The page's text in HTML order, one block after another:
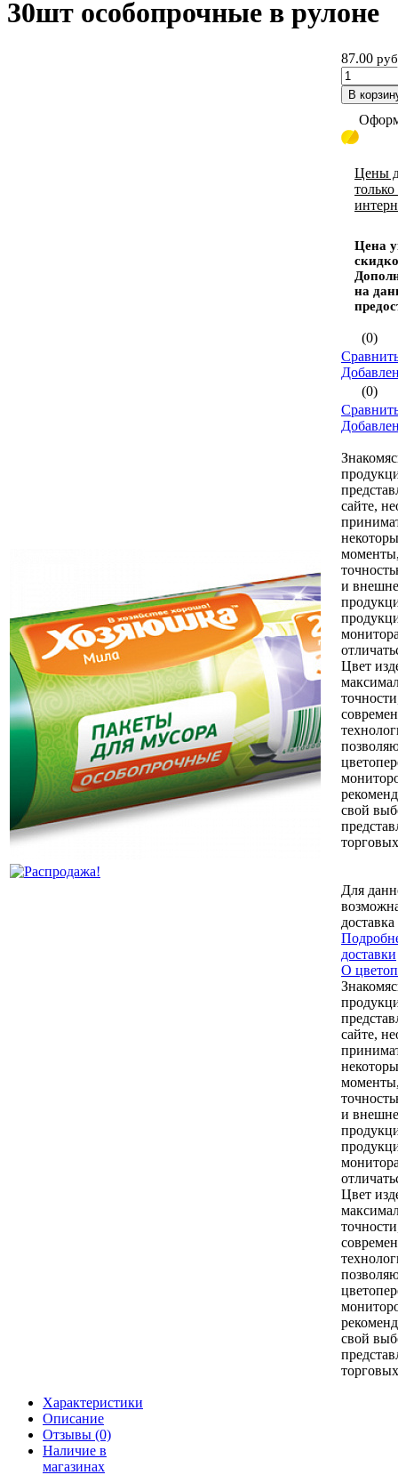
30шт особопрочные в рулоне
87.00
В
Цены
Цена
на
(0)
(0)
сайте,
и
Цвет
свой
Для
доставка
доставки
О
сайте,
и
Цвет
свой
Характеристики
Описание
Отзывы (0)
Наличие в
магазинах